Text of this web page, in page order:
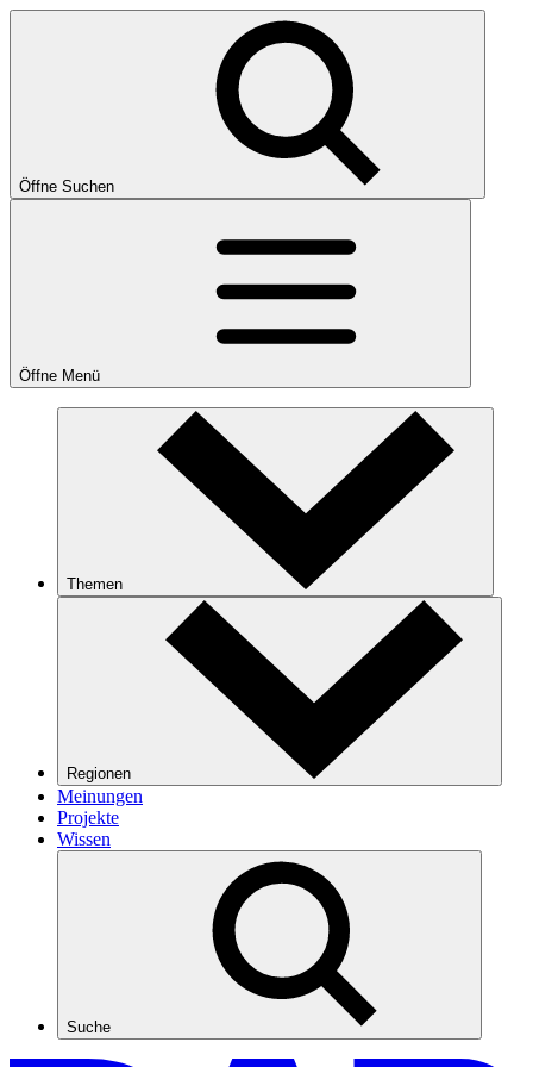
Öffne Suchen
Öffne Menü
Themen
Regionen
Meinungen
Projekte
Wissen
Suche